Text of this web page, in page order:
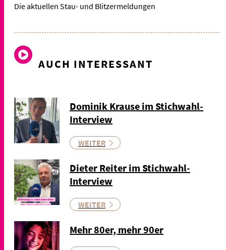
Die aktuellen Stau- und Blitzermeldungen
AUCH INTERESSANT
Dominik Krause im Stichwahl-
Interview
WEITER
Dieter Reiter im Stichwahl-
Interview
WEITER
Mehr 80er, mehr 90er